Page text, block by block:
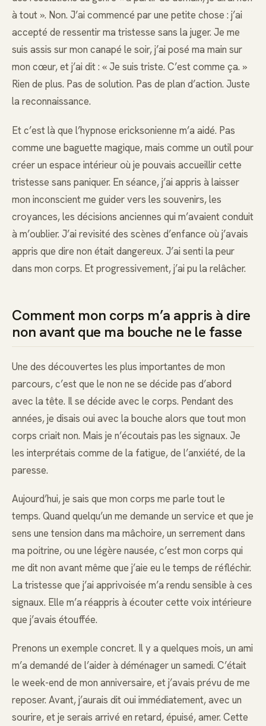
à tout ». Non. J’ai commencé par une petite chose : j’ai
accepté de ressentir ma tristesse sans la juger. Je me
suis assis sur mon canapé le soir, j’ai posé ma main sur
mon cœur, et j’ai dit : « Je suis triste. C’est comme ça. »
Rien de plus. Pas de solution. Pas de plan d’action. Juste
la reconnaissance.
Et c’est là que l’hypnose ericksonienne m’a aidé. Pas
comme une baguette magique, mais comme un outil pour
créer un espace intérieur où je pouvais accueillir cette
tristesse sans paniquer. En séance, j’ai appris à laisser
mon inconscient me guider vers les souvenirs, les
croyances, les décisions anciennes qui m’avaient conduit
à m’oublier. J’ai revisité des scènes d’enfance où j’avais
appris que dire non était dangereux. J’ai senti la peur
dans mon corps. Et progressivement, j’ai pu la relâcher.
Comment mon corps m’a appris à dire
non avant que ma bouche ne le fasse
Une des découvertes les plus importantes de mon
parcours, c’est que le non ne se décide pas d’abord
avec la tête. Il se décide avec le corps. Pendant des
années, je disais oui avec la bouche alors que tout mon
corps criait non. Mais je n’écoutais pas les signaux. Je
les interprétais comme de la fatigue, de l’anxiété, de la
paresse.
Aujourd’hui, je sais que mon corps me parle tout le
temps. Quand quelqu’un me demande un service et que je
sens une tension dans ma mâchoire, un serrement dans
ma poitrine, ou une légère nausée, c’est mon corps qui
me dit non avant même que j’aie eu le temps de réfléchir.
La tristesse que j’ai apprivoisée m’a rendu sensible à ces
signaux. Elle m’a réappris à écouter cette voix intérieure
que j’avais étouffée.
Prenons un exemple concret. Il y a quelques mois, un ami
m’a demandé de l’aider à déménager un samedi. C’était
le week-end de mon anniversaire, et j’avais prévu de me
reposer. Avant, j’aurais dit oui immédiatement, avec un
sourire, et je serais arrivé en retard, épuisé, amer. Cette